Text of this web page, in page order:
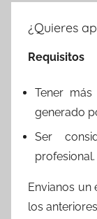
¿Quieres
Requisitos
Tener
generado
Ser
profesional.
Envianos
los